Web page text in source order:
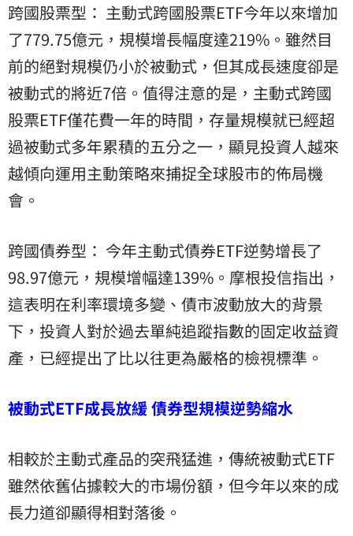
跨國股票型： 主動式跨國股票ETF今年以來增加
了779.75億元，規模增長幅度達219%。雖然目
前的絕對規模仍小於被動式，但其成長速度卻是
被動式的將近7倍。值得注意的是，主動式跨國
股票ETF僅花費一年的時間，存量規模就已經超
過被動式多年累積的五分之一，顯見投資人越來
越傾向運用主動策略來捕捉全球股市的佈局機
會。
跨國債券型： 今年主動式債券ETF逆勢增長了
98.97億元，規模增幅達139%。摩根投信指出，
這表明在利率環境多變、債市波動放大的背景
下，投資人對於過去單純追蹤指數的固定收益資
產，已經提出了比以往更為嚴格的檢視標準。
被動式ETF成長放緩 債券型規模逆勢縮水
相較於主動式產品的突飛猛進，傳統被動式ETF
雖然依舊佔據較大的市場份額，但今年以來的成
長力道卻顯得相對落後。